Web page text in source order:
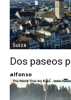
Suiza
Dos paseos
alfonso